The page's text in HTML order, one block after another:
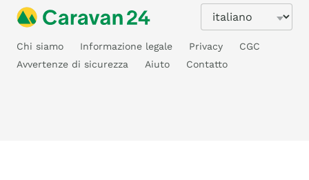
Chi siamo Informazione legale Privacy
CGC
Avvertenze di sicurezza
Aiuto Contatto